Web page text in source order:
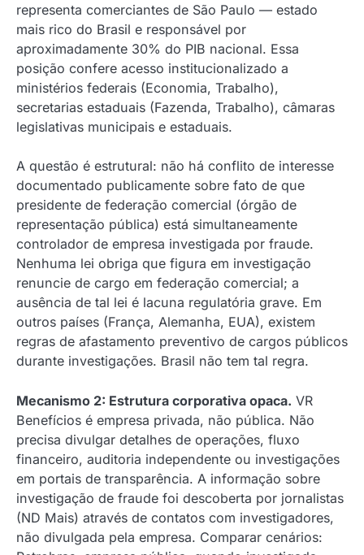
representa comerciantes de São Paulo — estado
mais rico do Brasil e responsável por
aproximadamente 30% do PIB nacional. Essa
posição confere acesso institucionalizado a
ministérios federais (Economia, Trabalho),
secretarias estaduais (Fazenda, Trabalho), câmaras
legislativas municipais e estaduais.
A questão é estrutural: não há conflito de interesse
documentado publicamente sobre fato de que
presidente de federação comercial (órgão de
representação pública) está simultaneamente
controlador de empresa investigada por fraude.
Nenhuma lei obriga que figura em investigação
renuncie de cargo em federação comercial; a
ausência de tal lei é lacuna regulatória grave. Em
outros países (França, Alemanha, EUA), existem
regras de afastamento preventivo de cargos públicos
durante investigações. Brasil não tem tal regra.
Mecanismo 2: Estrutura corporativa opaca. VR
Benefícios é empresa privada, não pública. Não
precisa divulgar detalhes de operações, fluxo
financeiro, auditoria independente ou investigações
em portais de transparência. A informação sobre
investigação de fraude foi descoberta por jornalistas
(ND Mais) através de contatos com investigadores,
não divulgada pela empresa. Comparar cenários: